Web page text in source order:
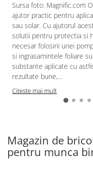
Sursa foto: Magnific.com
ajutor practic pentru
sau solar. Cu ajutorul
solutii pentru protectia si
necesar folosirii unei
si ingrasamintele foliare
substante aplicate cu
rezultate bune,...
Citeste mai mult
Magazin de
pentru munca